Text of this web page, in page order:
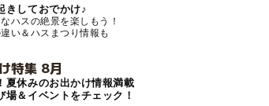
きしておでかけ♪
ハスの絶景を楽しもう！
い＆ハスまつり情報も
特集 8月
夏休みのお出かけ情報満載
場＆イベントをチェック！